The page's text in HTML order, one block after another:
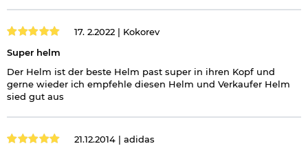
17. 2.2022 | Kokorev
Super helm
Der Helm ist der beste Helm past super in ihren Kopf und
gerne wieder ich empfehle diesen Helm und Verkaufer Helm
sied gut aus
21.12.2014 | adidas